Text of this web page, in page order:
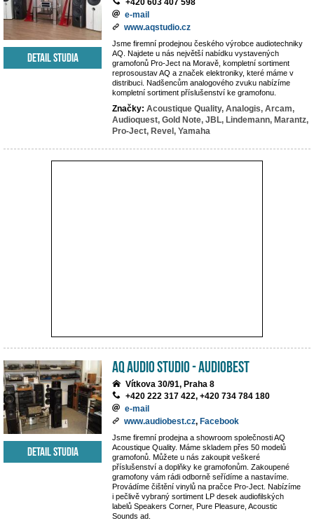
+420 603 407 598
e-mail
www.aqstudio.cz
Jsme firemní prodejnou českého výrobce audiotechniky
AQ. Najdete u nás největší nabídku vystavených
gramofonů Pro-Ject na Moravě, kompletní sortiment
reprosoustav AQ a značek elektroniky, které máme v
distribuci. Nadšencům analogového zvuku nabízíme
kompletní sortiment příslušenství ke gramofonu.
Značky: Acoustique Quality, Analogis, Arcam,
Audioquest, Gold Note, JBL, Lindemann, Marantz,
Pro-Ject, Revel, Yamaha
Detail studia
AQ Audio Studio - Audiobest
Vítkova 30/91, Praha 8
+420 222 317 422, +420 734 784 180
e-mail
www.audiobest.cz, Facebook
Jsme firemní prodejna a showroom společnosti AQ
Acoustique Quality. Máme skladem přes 50 modelů
gramofonů. Můžete u nás zakoupit veškeré
příslušenství a doplňky ke gramofonům. Zakoupené
gramofony vám rádi odborně seřídíme a nastavíme.
Provádíme čištění vinylů na pračce Pro-Ject. Nabízíme
i pečlivě vybraný sortiment LP desek audiofilských
labelů Speakers Corner, Pure Pleasure, Acoustic
Sounds ad.
Detail studia